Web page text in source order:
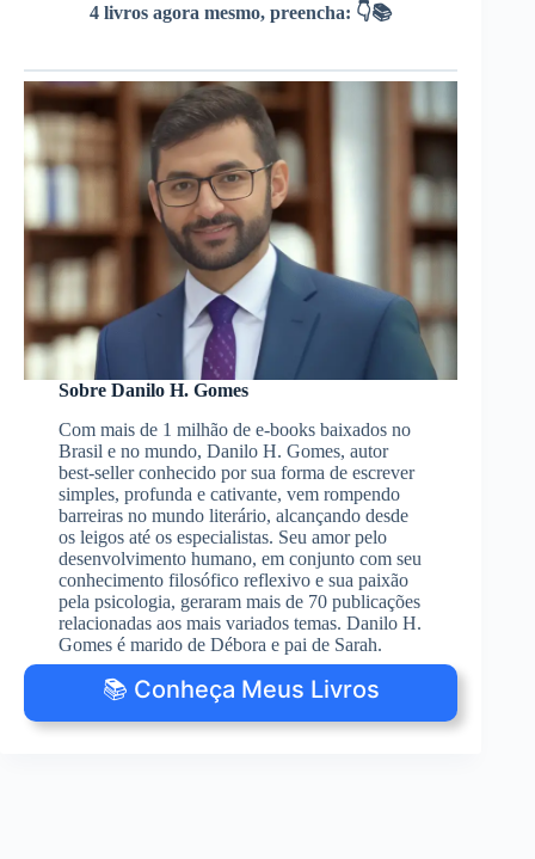
4 livros agora mesmo, preencha: 👇📚
Sobre Danilo H. Gomes
Com mais de 1 milhão de e-books baixados no
Brasil e no mundo, Danilo H. Gomes, autor
best-seller conhecido por sua forma de escrever
simples, profunda e cativante, vem rompendo
barreiras no mundo literário, alcançando desde
os leigos até os especialistas. Seu amor pelo
desenvolvimento humano, em conjunto com seu
conhecimento filosófico reflexivo e sua paixão
pela psicologia, geraram mais de 70 publicações
relacionadas aos mais variados temas. Danilo H.
Gomes é marido de Débora e pai de Sarah.
📚 Conheça Meus Livros